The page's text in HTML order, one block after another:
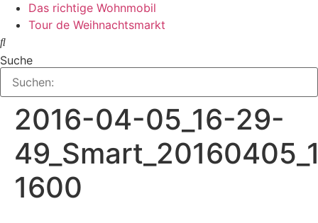
Das richtige Wohnmobil
Tour de Weihnachtsmarkt
Suche
2016-04-05_16-29-
1600